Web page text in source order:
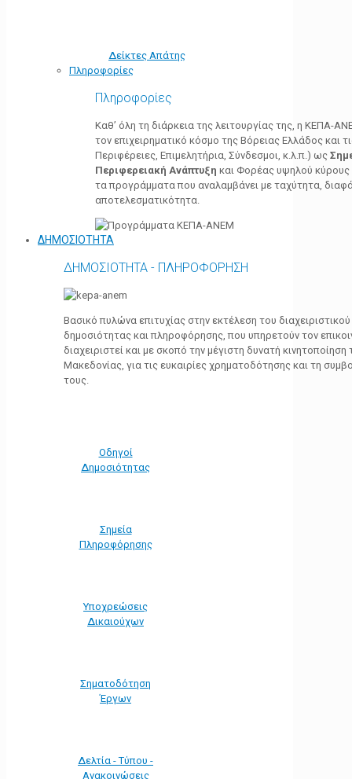
Δείκτες Απάτης
Πληροφορίες
Πληροφορίες
Καθ’ όλη τη διάρκεια της λειτουργίας της, η ΚΕΠΑ-
τον επιχειρηματικό κόσμο της Βόρειας Ελλάδος και
Περιφέρειες, Επιμελητήρια, Σύνδεσμοι, κ.λ.π.) ως
Περιφερειακή Ανάπτυξη και Φορέας υψηλού κύρους
τα προγράμματα που αναλαμβάνει με ταχύτητα,
αποτελεσματικότητα.
ΔΗΜΟΣΙΟΤΗΤΑ
ΔΗΜΟΣΙΟΤΗΤΑ - ΠΛΗΡΟΦΟΡΗΣΗ
Βασικό πυλώνα επιτυχίας στην εκτέλεση του
δημοσιότητας και πληροφόρησης, που υπηρετούν τον
διαχειριστεί και με σκοπό την μέγιστη δυνατή
Μακεδονίας, για τις ευκαιρίες χρηματοδότησης και τη
τους.
Οδηγοί
Δημοσιότητας
Σημεία
Πληροφόρησης
Υποχρεώσεις
Δικαιούχων
Σηματοδότηση
Έργων
Δελτία - Τύπου -
Ανακοινώσεις